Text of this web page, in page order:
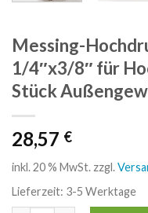
Messing-
1/4″x3/8″ für
Stück
28,57 €
inkl. 20 % MwSt. zzgl.
Lieferzeit: 3-5 Werktage